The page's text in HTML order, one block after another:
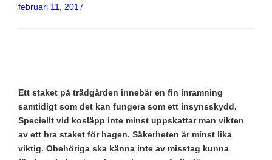
Publicerat
februari 11, 2017
Ett staket på trädgården innebär en fin inramning
samtidigt som det kan fungera som ett insynsskydd.
Speciellt vid kosläpp inte minst uppskattar man vikten
av ett bra staket för hagen. Säkerheten är minst lika
viktig. Obehöriga ska känna inte av misstag kunna